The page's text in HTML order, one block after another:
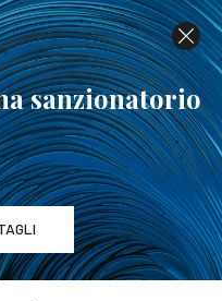
sanzionatorio